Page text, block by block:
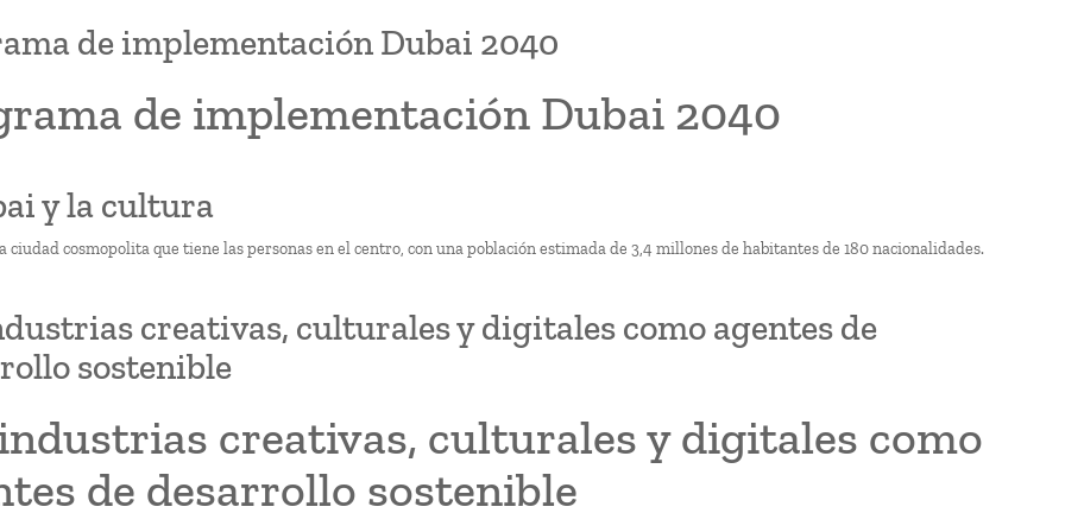
de implementación Dubai 2040
de implementación Dubai 2040
y la cultura
ciudad cosmopolita que tiene las personas en el centro, con una población estimada de 3,4 millones de habitantes de 180 nacionalidades.
creativas, culturales y digitales como agentes de
sostenible
creativas, culturales y digitales como
de desarrollo sostenible